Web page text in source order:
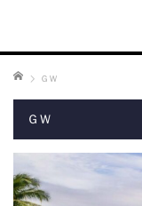
ホーム ＧＷ
ＧＷ